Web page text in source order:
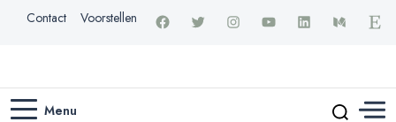
Contact Voorstellen
Menu